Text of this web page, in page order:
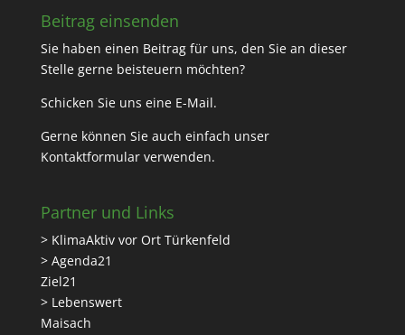
Beitrag einsenden
Sie haben einen Beitrag für uns, den Sie an dieser
Stelle gerne beisteuern möchten?
Schicken Sie uns eine E-Mail.
Gerne können Sie auch einfach unser
Kontaktformularverwenden.
Partner und Links
> KlimaAktiv vor Ort Türkenfeld
> Agenda21
Ziel21
> Lebenswert
Maisach